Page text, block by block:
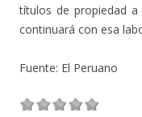
títulos de propiedad
continuará con esa
Fuente: El Peruano